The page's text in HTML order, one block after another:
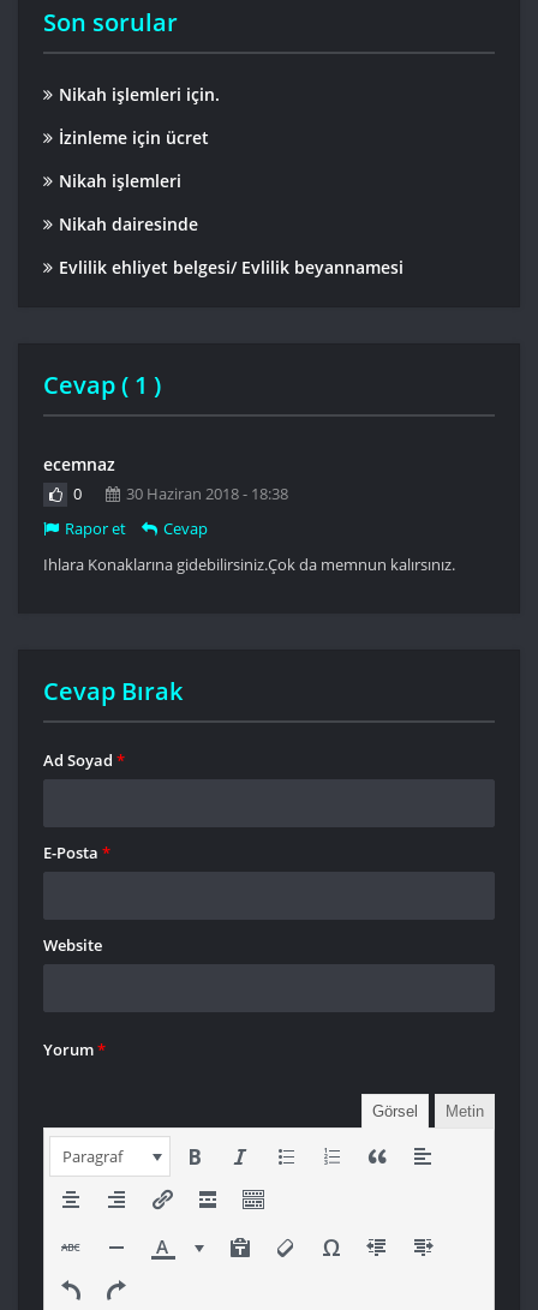
Son sorular
Nikah işlemleri için.
İzinleme için ücret
Nikah işlemleri
Nikah dairesinde
Evlilik ehliyet belgesi/ Evlilik beyannamesi
Cevap ( 1 )
ecemnaz
0
30 Haziran 2018 - 18:38
Rapor et
Cevap
Ihlara Konaklarına gidebilirsiniz.Çok da memnun kalırsınız.
Cevap Bırak
Ad Soyad *
E-Posta *
Website
Yorum*
Görsel Metin
Paragraf